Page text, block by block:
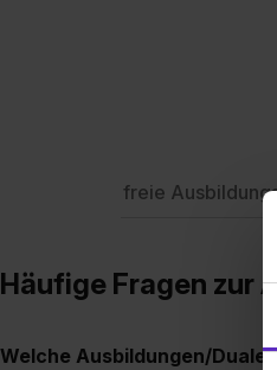
freie
Häufige Fragen zur
Welche Ausbildungen/